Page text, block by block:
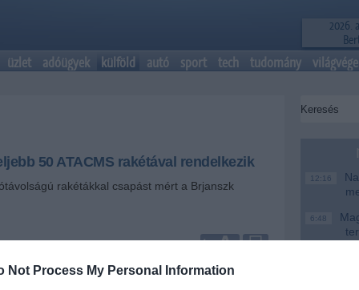
Not Process My Personal Information
2026.
üzlet adóügyek külföld autó sport tech tudomány világvége
50 ATACMS rakétával rendelkezik
rakétákkal csapást mért a Brjanszk
+-
vélhetően eddig csak mintegy 50 darab ATACMS
12:16
6:48